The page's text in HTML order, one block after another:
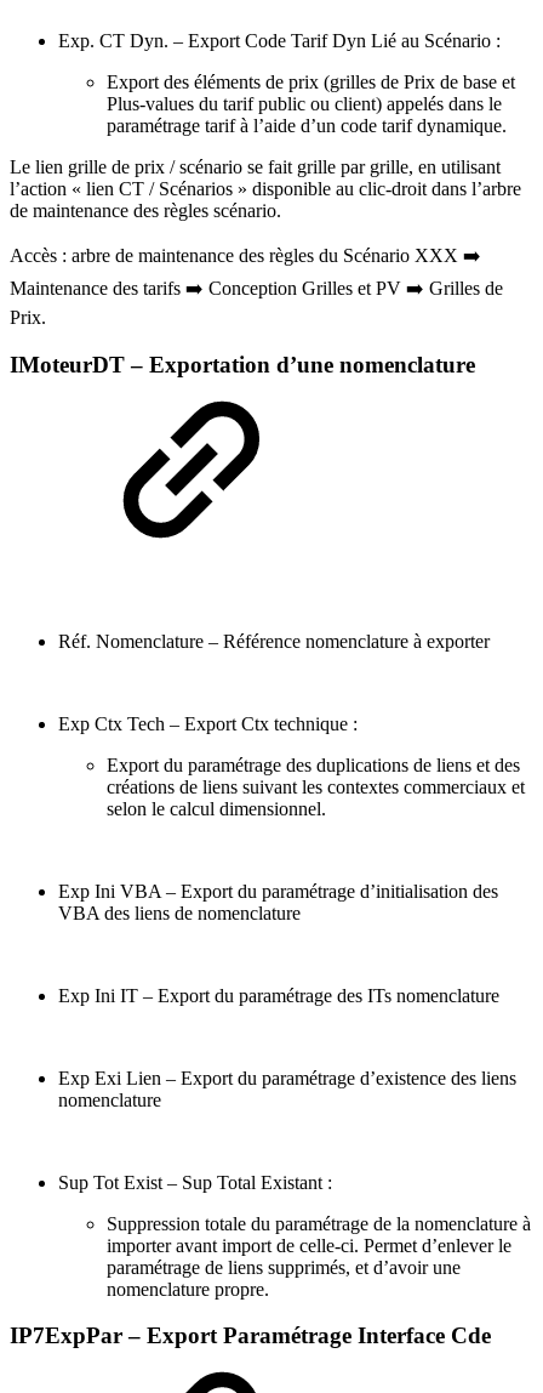
Exp. CT Dyn. – Export Code Tarif Dyn Lié au Scénario :
Export des éléments de prix (grilles de Prix de base et
Plus-values du tarif public ou client) appelés dans le
paramétrage tarif à l’aide d’un code tarif dynamique.
Le lien grille de prix / scénario se fait grille par grille, en utilisant
l’action « lien CT / Scénarios » disponible au clic-droit dans l’arbre
de maintenance des règles scénario.
Accès : arbre de maintenance des règles du Scénario XXX ➡️
Maintenance des tarifs ➡️ Conception Grilles et PV ➡️ Grilles de
Prix.
IMoteurDT – Exportation d’une nomenclature
Réf. Nomenclature – Référence nomenclature à exporter
Exp Ctx Tech – Export Ctx technique :
Export du paramétrage des duplications de liens et des
créations de liens suivant les contextes commerciaux et
selon le calcul dimensionnel.
Exp Ini VBA – Export du paramétrage d’initialisation des
VBA des liens de nomenclature
Exp Ini IT – Export du paramétrage des ITs nomenclature
Exp Exi Lien – Export du paramétrage d’existence des liens
nomenclature
Sup Tot Exist – Sup Total Existant :
Suppression totale du paramétrage de la nomenclature à
importer avant import de celle-ci. Permet d’enlever le
paramétrage de liens supprimés, et d’avoir une
nomenclature propre.
IP7ExpPar – Export Paramétrage Interface Cde